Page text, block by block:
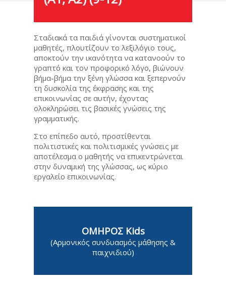
Σταδιακά τα παιδιά γίνονται συστηματικοί
μαθητές, πλουτίζουν το λεξιλόγιο τους,
αποκτούν την ικανότητα να κατανοούν το
γραπτό και τον προφορικό λόγο, βιώνουν
βήμα-βήμα την ξένη γλώσσα και ξεπερνούν
τη δυσκολία της έκφρασης και της
επικοινωνίας σε αυτήν, έχοντας
ολοκληρώσει τις βασικές γνώσεις της
γραμματικής.
Στο επίπεδο αυτό, προστίθενται
πολιτιστικές και πολιτισμικές γνώσεις με
αποτέλεσμα ο μαθητής να επικεντρώνεται
στην δυναμική της γλώσσας, ως κύριο
εργαλείο επικοινωνίας.
ΟΜΗΡΟΣ Kids
(Αρμονικός συνδυασμός μάθησης &
παιχνιδιού)